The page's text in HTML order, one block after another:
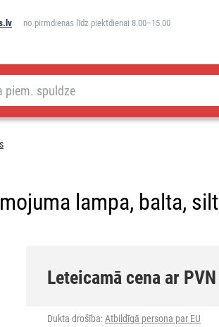
no pirmdienas līdz piektdienai 8.00–15.00
lampa, balta,
Leteicamā cena ar PVN
Dukta drošība:Atbildīgā persona par EU